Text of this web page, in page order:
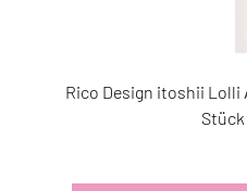
Rico Design itoshii Lolli
Stück